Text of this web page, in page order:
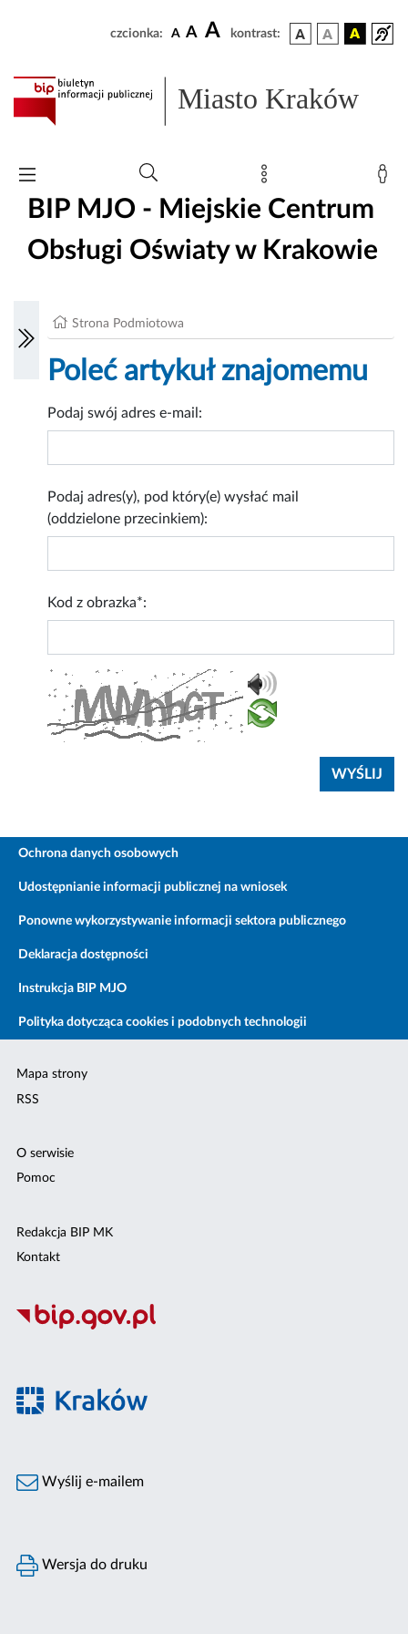
czcionka: A A A kontrast:
Miasto Kraków
BIP MJO - Miejskie Centrum
Obsługi Oświaty w Krakowie
Strona Podmiotowa
Poleć artykuł znajomemu
Podaj swój adres e-mail:
Podaj adres(y), pod który(e) wysłać mail
(oddzielone przecinkiem):
Kod z obrazka*:
Ochrona danych osobowych
Udostępnianie informacji publicznej na wniosek
Ponowne wykorzystywanie informacji sektora publicznego
Deklaracja dostępności
Instrukcja BIP MJO
Polityka dotycząca cookies i podobnych technologii
Mapa strony
RSS
O serwisie
Pomoc
Redakcja BIP MK
Kontakt
Wyślij e-mailem
Wersja do druku